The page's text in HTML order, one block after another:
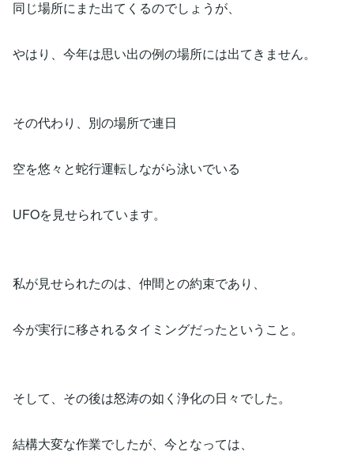
同じ場所にまた出てくるのでしょうが、
やはり、今年は思い出の例の場所には出てきません。
その代わり、別の場所で連日
空を悠々と蛇行運転しながら泳いでいる
UFOを見せられています。
私が見せられたのは、仲間との約束であり、
今が実行に移されるタイミングだったということ。
そして、その後は怒涛の如く浄化の日々でした。
結構大変な作業でしたが、今となっては、